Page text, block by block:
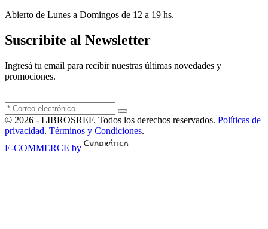
Abierto de Lunes a Domingos de 12 a 19 hs.
Suscribite al Newsletter
Ingresá tu email para recibir nuestras últimas novedades y
promociones.
© 2026 - LIBROSREF. Todos los derechos reservados. Políticas de
privacidad. Términos y Condiciones.
E-COMMERCE by